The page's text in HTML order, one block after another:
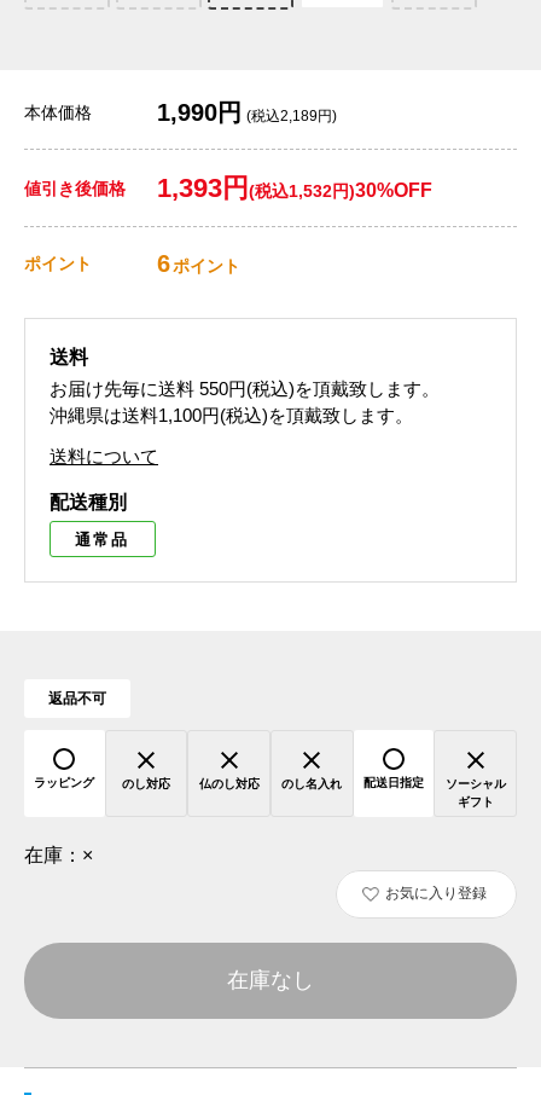
本体価格 1,990円 (税込2,189円)
値引き後価格 1,393円 (税込1,532円)30%OFF
ポイント 6ポイント
送料
お届け先毎に送料 550円(税込)を頂戴致します。
沖縄県は送料1,100円(税込)を頂戴致します。
送料について
配送種別
通常品
返品不可
ラッピング のし対応 仏のし対応 のし名入れ 配送日指定
ソーシャル
ギフト
在庫： ×
お気に入り登録
在庫なし